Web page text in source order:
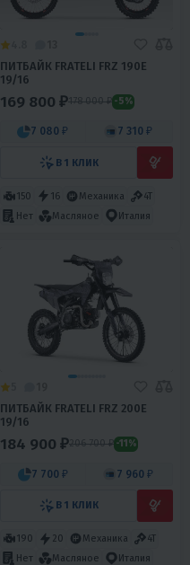
ПИТБАЙК FRATELI FRZ 190E
19/16
169 800 ₽178 000 ₽ -5%
7 080 ₽ 7 310 ₽
В 1 КЛИК
150 16 Механика
4T
Нет
Масляное Италия
ПИТБАЙК FRATELI FRZ 200E
19/16
184 900 ₽206 700 ₽ -11%
7 700 ₽ 7 960 ₽
В 1 КЛИК
190 20 Механика
4T
Нет
Масляное Италия